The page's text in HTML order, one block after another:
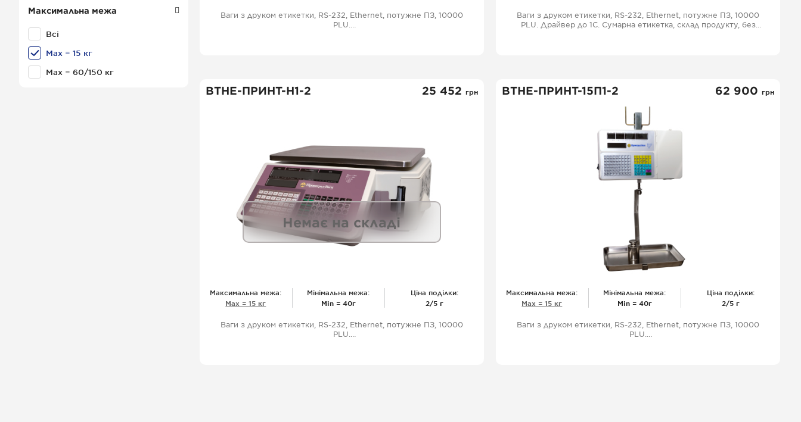
Максимальна межа
Всі
Мах = 15 кг
Мах = 60/150 кг
Ваги з друком етикетки, RS-232, Ethernet, потужне ПЗ, 10000
PLU.
Ваги з друком етикетки, RS-232, Ethernet, потужне ПЗ, 10000
PLU. Драйвер до 1С. Сумарна етикетка, склад продукту, без
Немає на складі
ВТНЕ-ПРИНТ-Н1-2 25 452 грн
Максимальна межа:
Мах = 15 кг
Мінімальна межа:
Міn = 40г
Ціна поділки:
2/5 г
Ваги з друком етикетки, RS-232, Ethernet, потужне ПЗ, 10000
PLU.
ВТНЕ-ПРИНТ-15П1-2 62 900 грн
Максимальна межа:
Мах = 15 кг
Мінімальна межа:
Міn = 40г
Ціна поділки:
2/5 г
Ваги з друком етикетки, RS-232, Ethernet, потужне ПЗ, 10000
PLU.